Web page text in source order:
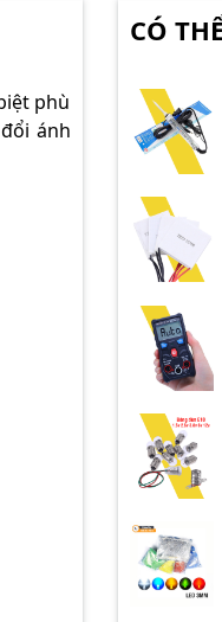
phù
ánh
CÓ